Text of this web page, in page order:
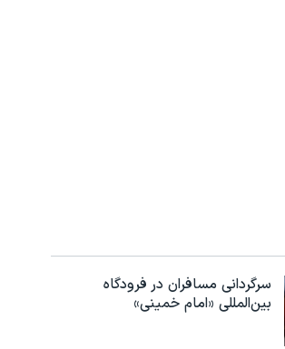
سرگردانی مسافران در فرودگاه
بین‌المللی «امام خمینی»